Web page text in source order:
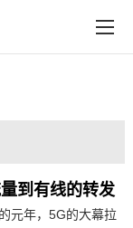
在线购买
到有线的转发
元年， 5G的大幕拉